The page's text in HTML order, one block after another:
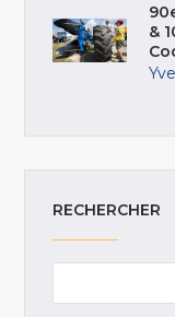
&
RECHERCHER